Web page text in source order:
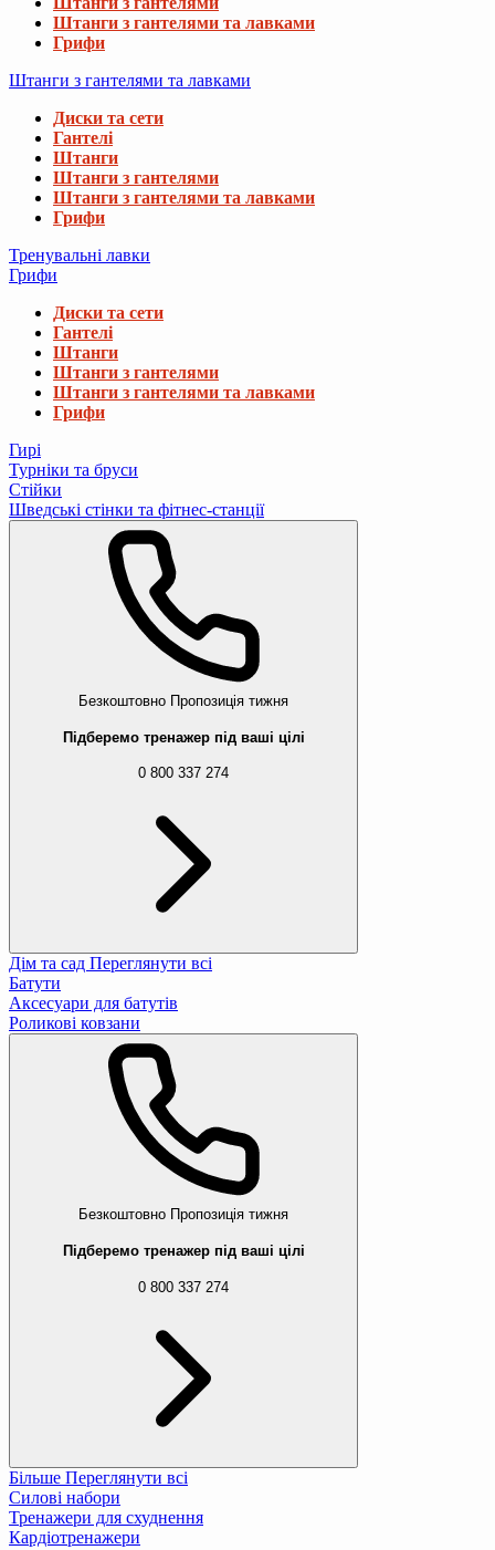
Штанги з гантелями та лавками
Грифи
Штанги з гантелями та лавками
Диски та сети
Гантелі
Штанги
Штанги з гантелями
Штанги з гантелями та лавками
Грифи
Тренувальні лавки
Грифи
Диски та сети
Гантелі
Штанги
Штанги з гантелями
Штанги з гантелями та лавками
Грифи
Гирі
Турніки та бруси
Стійки
Шведські стінки та фітнес-станції
Безкоштовно Пропозиція тижня
Підберемо тренажер під ваші цілі
0 800 337 274
Дім та сад Переглянути всі
Батути
Аксесуари для батутів
Роликові ковзани
Безкоштовно Пропозиція тижня
Підберемо тренажер під ваші цілі
0 800 337 274
Більше Переглянути всі
Силові набори
Тренажери для схуднення
Кардіотренажери